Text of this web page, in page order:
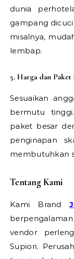
dunia
gampang
misalnya,
lembap.
5. Harga dan Paket
Sesuaikan
bermutu
paket besar
penginapan
membutuhkan
Tentang Kami
Kami Brand
vendor
Supiori.